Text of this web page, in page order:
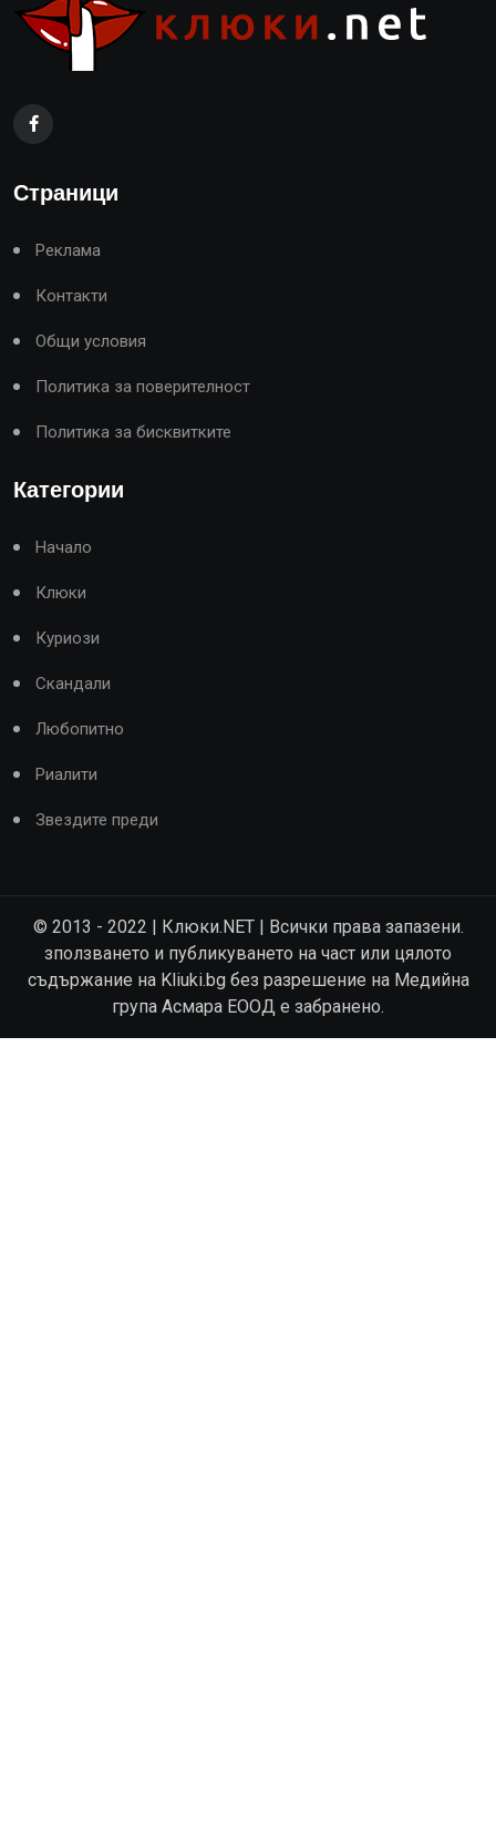
Страници
Реклама
Контакти
Общи условия
Политика за поверителност
Политика за бисквитките
Категории
Начало
Клюки
Куриози
Скандали
Любопитно
Риалити
Звездите преди
© 2013 - 2022 | Клюки.NET | Всички права запазени.
зползването и публикуването на част или цялото
съдържание на Kliuki.bg без разрешение на Медийна
група Асмара ЕООД е забранено.